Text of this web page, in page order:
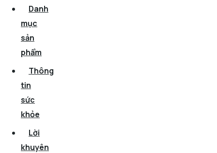
Danh
mục
sản
phẩm
Thông
tin
sức
khỏe
Lời
khuyên